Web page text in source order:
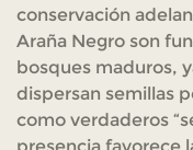
conservación
Araña Negro son
bosques maduros,
dispersan semillas
como verdaderos